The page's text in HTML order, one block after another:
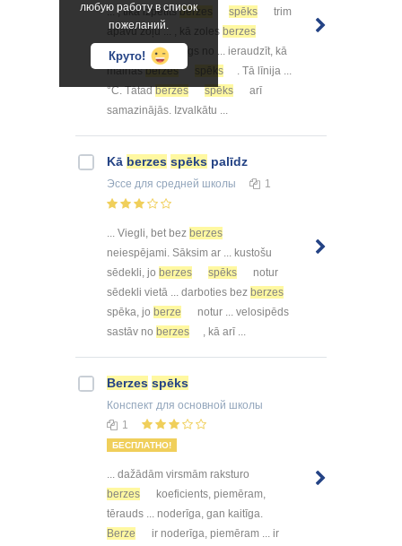
любую работу в список
пожеланий.
Круто!
... , tika izpētītsberzes spēks
trim
apavu zoļu ... , kā zoles berzes
spēks
ir atkarīgs no ... ieraudzīt, kā
maināsberzes spēks
. Tā līnija ...
°C. Tātadberzes spēks
arī
samazinājās. Izvalkātu ...
Kā berzes spēks palīdz
Эссе для средней школы 1
... Viegli, bet bez berzes
neiespējami. Sāksim ar ... kustošu
sēdekli, jo berzes spēks
notur
sēdekli vietā ... darboties bez berzes
spēka, jo berze
notur ... velosipēds
sastāv no berzes , kā arī ...
Berzes spēks
Конспект для основной школы
1
БЕСПЛАТНО!
... dažādām virsmām raksturo
berzes
koeficients, piemēram,
tērauds ... noderīga, gan kaitīga.
Berze
ir noderīga, piemēram ... ir